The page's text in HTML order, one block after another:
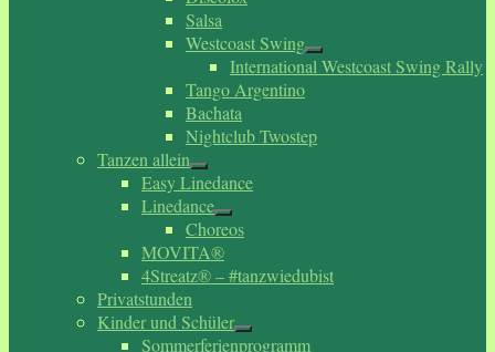
Salsa
Westcoast Swing
International Westcoast Swing Rally
Tango Argentino
Bachata
Nightclub Twostep
Tanzen allein
Easy Linedance
Linedance
Choreos
MOVITA®
4Streatz® – #tanzwiedubist
Privatstunden
Kinder und Schüler
Sommerferienprogramm